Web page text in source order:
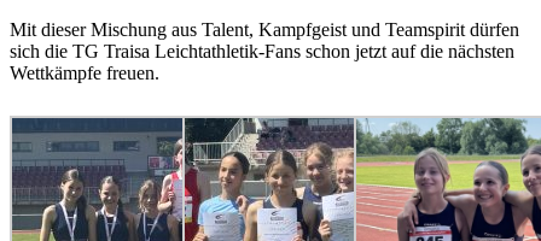
Mit dieser Mischung aus Talent, Kampfgeist und Teamspirit dürfen
sich die TG Traisa Leichtathletik-Fans schon jetzt auf die nächsten
Wettkämpfe freuen.